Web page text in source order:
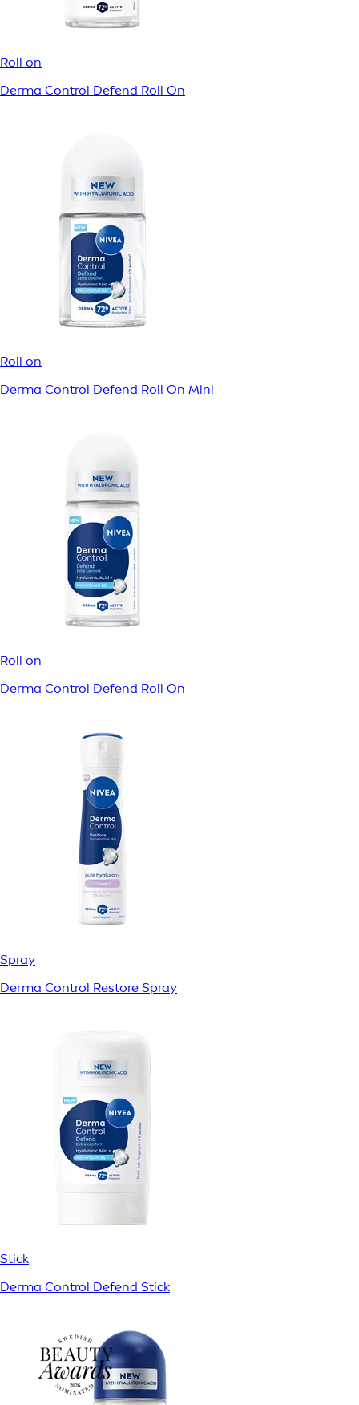
Roll on
Derma Control Defend Roll On
Roll on
Derma Control Defend Roll On Mini
Roll on
Derma Control Defend Roll On
Spray
Derma Control Restore Spray
Stick
Derma Control Defend Stick